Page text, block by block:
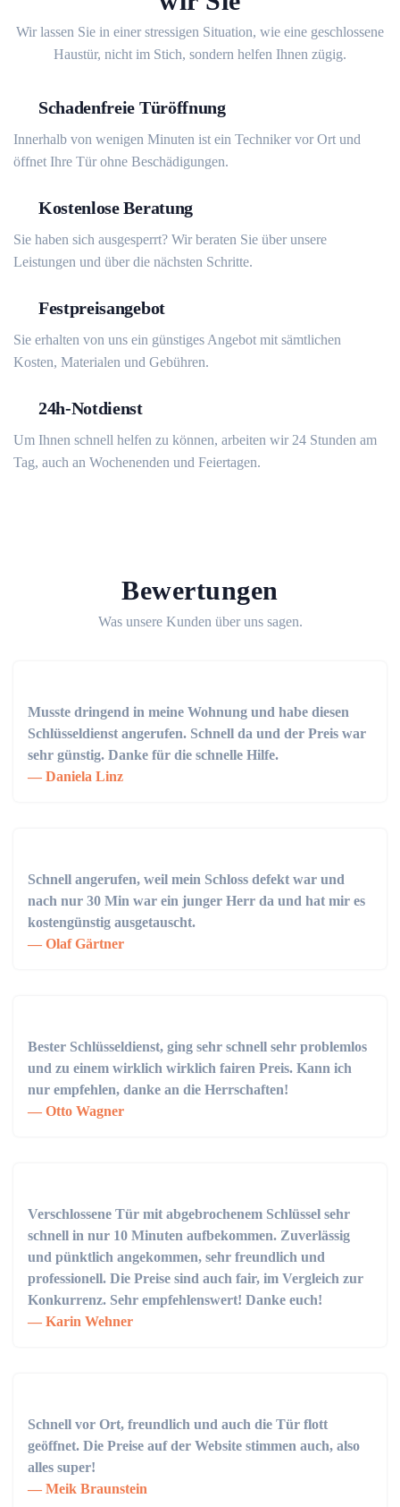
Wir lassen Sie in einer stressigen Situation, wie eine geschlossene
Haustür, nicht im Stich, sondern helfen Ihnen zügig.
Schadenfreie Türöffnung
Innerhalb von wenigen Minuten ist ein Techniker vor Ort und
öffnet Ihre Tür ohne Beschädigungen.
Kostenlose Beratung
Sie haben sich ausgesperrt? Wir beraten Sie über unsere
Leistungen und über die nächsten Schritte.
Festpreisangebot
Sie erhalten von uns ein günstiges Angebot mit sämtlichen
Kosten, Materialen und Gebühren.
24h-Notdienst
Um Ihnen schnell helfen zu können, arbeiten wir 24 Stunden am
Tag, auch an Wochenenden und Feiertagen.
Bewertungen
Was unsere Kunden über uns sagen.
Musste dringend in meine Wohnung und habe diesen
Schlüsseldienst angerufen. Schnell da und der Preis war
sehr günstig. Danke für die schnelle Hilfe.
Daniela Linz
Schnell angerufen, weil mein Schloss defekt war und
nach nur 30 Min war ein junger Herr da und hat mir es
kostengünstig ausgetauscht.
Olaf Gärtner
Bester Schlüsseldienst, ging sehr schnell sehr problemlos
und zu einem wirklich wirklich fairen Preis. Kann ich
nur empfehlen, danke an die Herrschaften!
Otto Wagner
Verschlossene Tür mit abgebrochenem Schlüssel sehr
schnell in nur 10 Minuten aufbekommen. Zuverlässig
und pünktlich angekommen, sehr freundlich und
professionell. Die Preise sind auch fair, im Vergleich zur
Konkurrenz. Sehr empfehlenswert! Danke euch!
Karin Wehner
Schnell vor Ort, freundlich und auch die Tür flott
geöffnet. Die Preise auf der Website stimmen auch, also
alles super!
Meik Braunstein